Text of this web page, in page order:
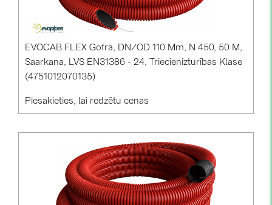
Saules paneļi (19)
Invertori (105)
Invertoru aksesuāri (84)
Enerģijas uzglabāšana (74)
Instalācijas (87)
AIKO Solar (2)
BAKS (51)
EVOCAB FLEX Gofra, DN/OD 110 Mm, N 450, 50 M,
Saarkana, LVS EN31386 - 24, Triecienizturības Klase
(4751012070135)
Piesakieties, lai redzētu cenas